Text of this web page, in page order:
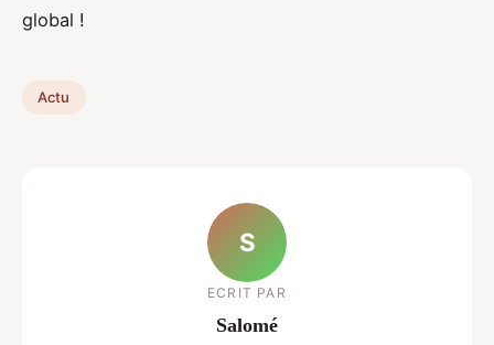
global !
Actu
S
ECRIT PAR
Salomé